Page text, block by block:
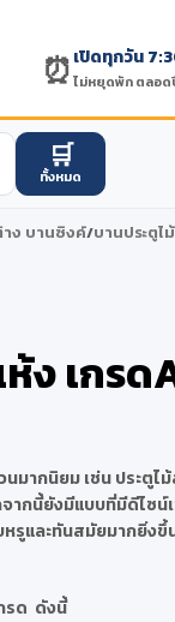
⏰เปิดทุกวัน
ไม่หยุดพัก ตลอด
🛒
ทั้งหมด
ง บานซิงค์/บานประตูไ
ง เกรด
มากนิยม เช่น ประตู
กนี้ยังมีแบบที่มีดีไซน์เ
รูและทันสมัยมากยิ่ง
รด ดังนี้